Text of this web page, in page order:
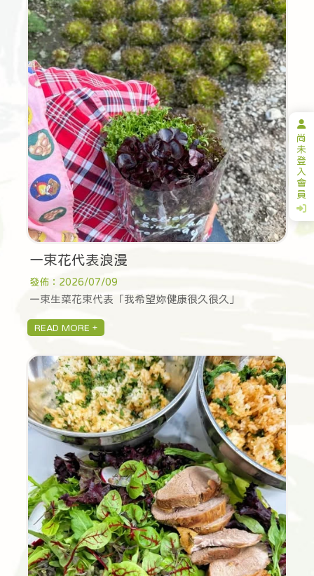
尚
未
登
入
會
員
一束花代表浪漫
發佈：2026/07/09
一束生菜花束代表「我希望妳健康很久很久」